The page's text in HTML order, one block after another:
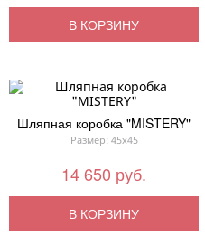
В КОРЗИНУ
Шляпная коробка "MISTERY"
Размер: 45x45
14 650 руб.
В КОРЗИНУ